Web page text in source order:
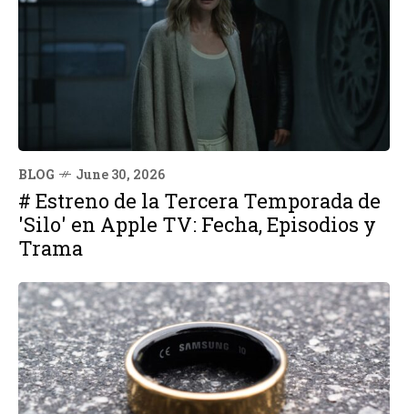
BLOG June 30, 2026
# Estreno de la Tercera Temporada de
'Silo' en Apple TV: Fecha, Episodios y
Trama